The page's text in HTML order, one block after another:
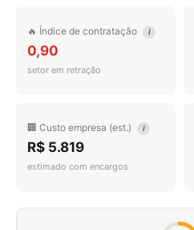
🔥 Índice de contratação i
0,90
setor em retração
🏢 Custo empresa (est.) i
R$ 5.819
estimado com encargos